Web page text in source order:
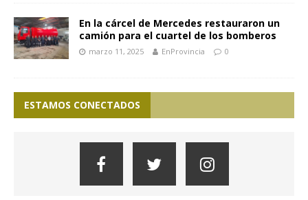
En la cárcel de Mercedes restauraron un
camión para el cuartel de los bomberos
marzo 11, 2025 EnProvincia 0
ESTAMOS CONECTADOS